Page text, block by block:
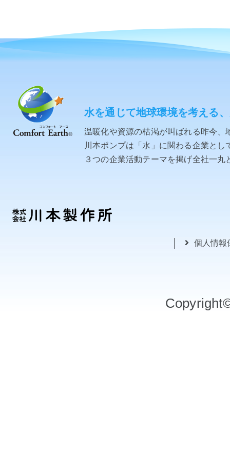
水を通じて地球環境を考える
温暖化や資源の枯渇が叫ばれる昨今
川本ポンプは「水」に関わる企業と
３つの企業活動テーマを掲げ全社一
個人情報